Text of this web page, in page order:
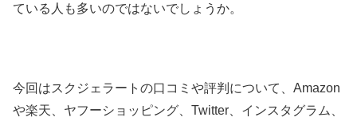
ている人も多いのではないでしょうか。
今回はスクジェラートの口コミや評判について、Amazon
や楽天、ヤフーショッピング、Twitter、インスタグラム、